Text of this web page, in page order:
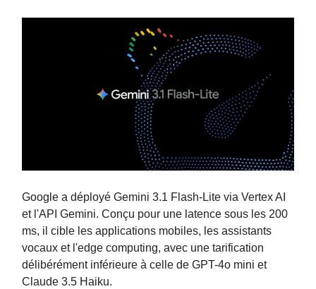
Google a déployé Gemini 3.1 Flash-Lite via Vertex AI
et l'API Gemini. Conçu pour une latence sous les 200
ms, il cible les applications mobiles, les assistants
vocaux et l'edge computing, avec une tarification
délibérément inférieure à celle de GPT-4o mini et
Claude 3.5 Haiku.